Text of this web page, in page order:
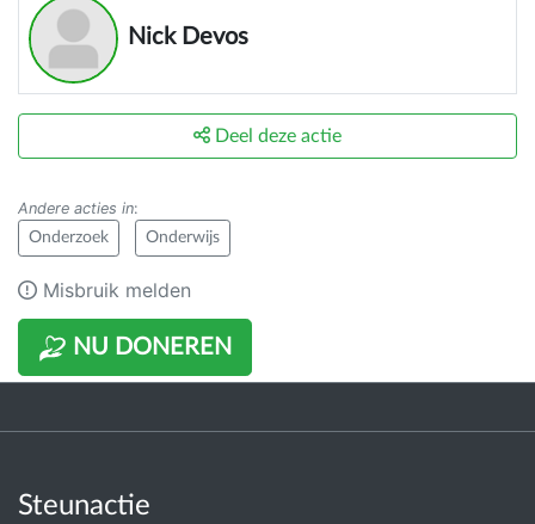
Nick Devos
NU DONEREN
Deel deze actie
Andere acties in:
Onderzoek Onderwijs
Misbruik melden
Steunactie